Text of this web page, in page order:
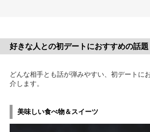
好きな人との初デートにおすすめの話題
どんな相手とも話が弾みやすい、初デートに
介します。
美味しい食べ物＆スイーツ